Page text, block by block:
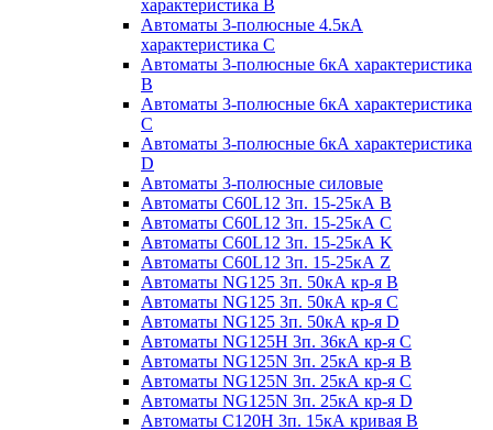
характеристика В
Автоматы 3-полюсные 4.5кА
характеристика С
Автоматы 3-полюсные 6кА характеристика
B
Автоматы 3-полюсные 6кА характеристика
C
Автоматы 3-полюсные 6кА характеристика
D
Автоматы 3-полюсные силовые
Автоматы C60L12 3п. 15-25кА B
Автоматы C60L12 3п. 15-25кА C
Автоматы C60L12 3п. 15-25кА K
Автоматы C60L12 3п. 15-25кА Z
Автоматы NG125 3п. 50кА кр-я B
Автоматы NG125 3п. 50кА кр-я C
Автоматы NG125 3п. 50кА кр-я D
Автоматы NG125H 3п. 36кА кр-я C
Автоматы NG125N 3п. 25кА кр-я B
Автоматы NG125N 3п. 25кА кр-я C
Автоматы NG125N 3п. 25кА кр-я D
Автоматы С120Н 3п. 15кА кривая B